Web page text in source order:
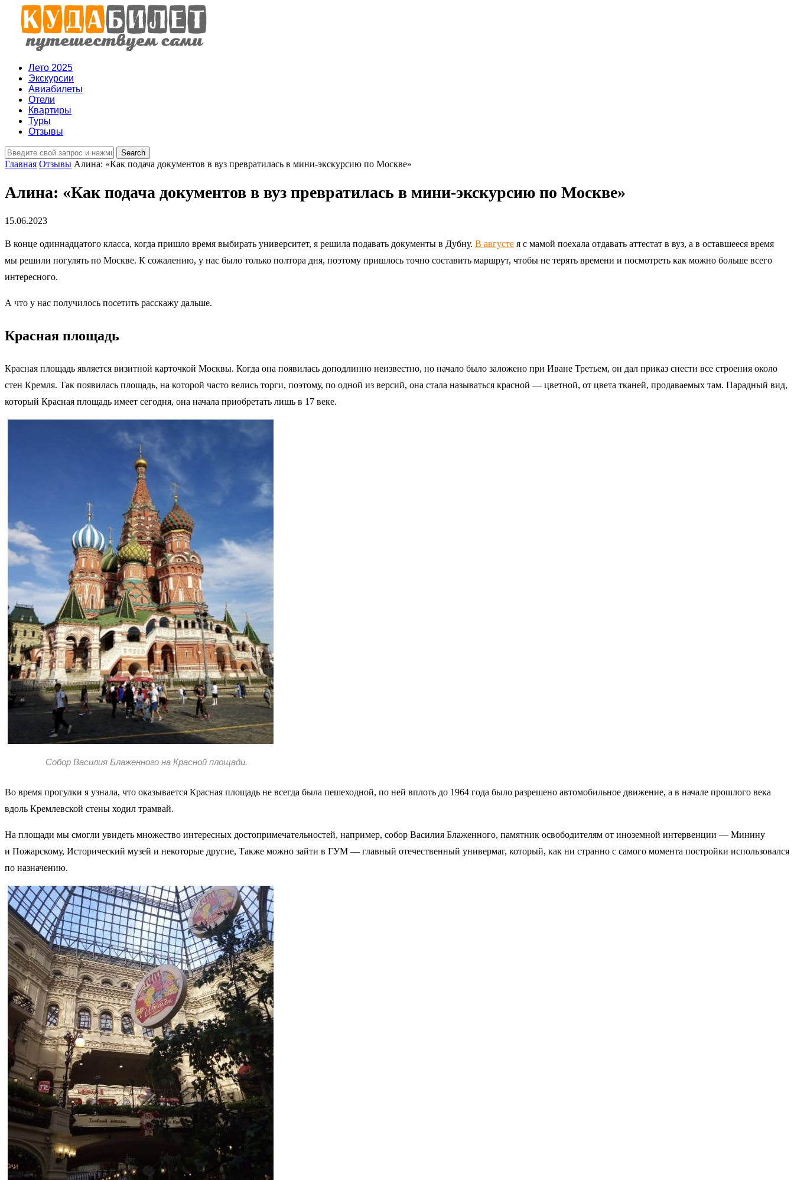
Лето 2025
Экскурсии
Авиабилеты
Отели
Квартиры
Туры
Отзывы
Главная Отзывы Алина: «Как подача документов в вуз превратилась в мини-экскурсию по Москве»
Алина: «Как подача документов в вуз превратилась в мини-экскурсию по Москве»
15.06.2023
В конце одиннадцатого класса, когда пришло время выбирать университет, я решила подавать документы в Дубну. В августе я с мамой поехала отдавать аттестат в вуз, а в оставшееся время
мы решили погулять по Москве. К сожалению, у нас было только полтора дня, поэтому пришлось точно составить маршрут, чтобы не терять времени и посмотреть как можно больше всего
интересного.
А что у нас получилось посетить расскажу дальше.
Красная площадь
Красная площадь является визитной карточкой Москвы. Когда она появилась доподлинно неизвестно, но начало было заложено при Иване Третьем, он дал приказ снести все строения около
стен Кремля. Так появилась площадь, на которой часто велись торги, поэтому, по одной из версий, она стала называться красной — цветной, от цвета тканей, продаваемых там. Парадный вид,
который Красная площадь имеет сегодня, она начала приобретать лишь в 17 веке.
Собор Василия Блаженного на Красной площади.
Во время прогулки я узнала, что оказывается Красная площадь не всегда была пешеходной, по ней вплоть до 1964 года было разрешено автомобильное движение, а в начале прошлого века
вдоль Кремлевской стены ходил трамвай.
На площади мы смогли увидеть множество интересных достопримечательностей, например, собор Василия Блаженного, памятник освободителям от иноземной интервенции — Минину
и Пожарскому, Исторический музей и некоторые другие, Также можно зайти в ГУМ — главный отечественный универмаг, который, как ни странно с самого момента постройки использовался
по назначению.